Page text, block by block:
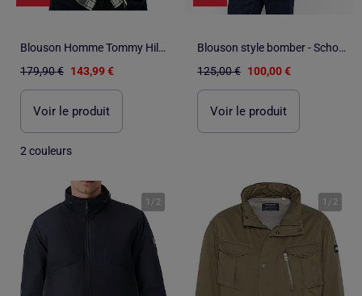
Blouson Homme Tommy Hilfiger
179,90 € 143,99 €
Voir le produit
2 couleurs
Blouson style bomber - Schott
125,00 € 100,00 €
Voir le produit
1 / 2 1 / 2